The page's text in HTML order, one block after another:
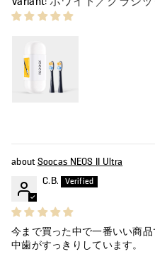
Soocas NEOS II Ultra
C.B.
今まで買った中で一番いい商
中歯がすっきりしています。